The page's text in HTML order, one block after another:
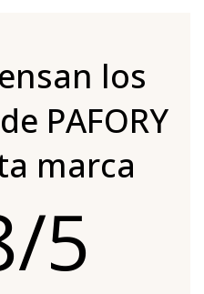
los
PAFORY
marca
5